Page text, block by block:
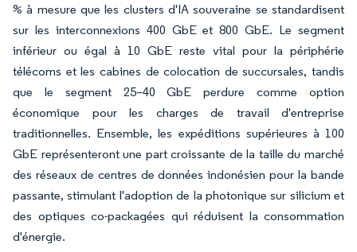
% à mesure que les clusters d'IA souveraine se standardisent
sur les interconnexions 400 GbE et 800 GbE. Le segment
inférieur ou égal à 10 GbE reste vital pour la périphérie
télécoms et les cabines de colocation de succursales, tandis
que le segment 25–40 GbE perdure comme option
économique pour les charges de travail d'entreprise
traditionnelles. Ensemble, les expéditions supérieures à 100
GbE représenteront une part croissante de la taille du marché
des réseaux de centres de données indonésien pour la bande
passante, stimulant l'adoption de la photonique sur silicium et
des optiques co-packagées qui réduisent la consommation
d'énergie.